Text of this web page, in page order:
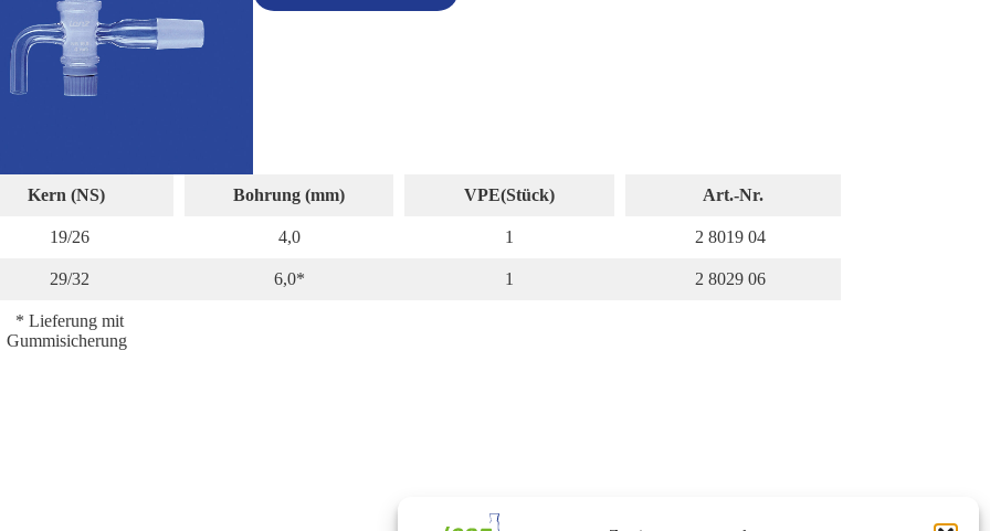
Kern (NS) Bohrung (mm) VPE(Stück) Art.-Nr.
19/26 4,0 1 2 8019 04
29/32 6,0* 1 2 8029 06
* Lieferung mit
Gummisicherung